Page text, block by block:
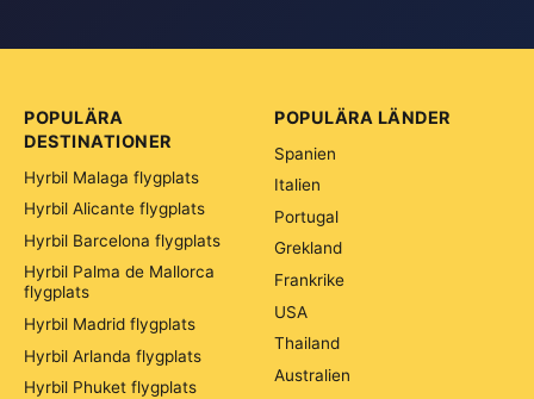
POPULÄRA
DESTINATIONER
Hyrbil Malaga flygplats
Hyrbil Alicante flygplats
Hyrbil Barcelona flygplats
Hyrbil Palma de Mallorca
flygplats
Hyrbil Madrid flygplats
Hyrbil Arlanda flygplats
Hyrbil Phuket flygplats
POPULÄRA LÄNDER
Spanien
Italien
Portugal
Grekland
Frankrike
USA
Thailand
Australien